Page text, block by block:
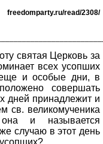
freedomparty.ru/read/2308/
святая Церковь за
всех усопших
и особые дни, в
совершать
дней принадлежит и
св. великомученика
и называется
случаю в этот день